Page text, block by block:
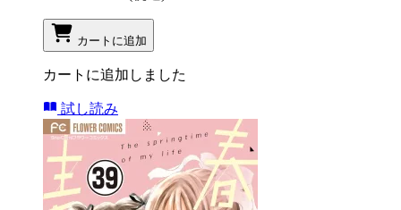
カートに追加
カートに追加しました
試し読み